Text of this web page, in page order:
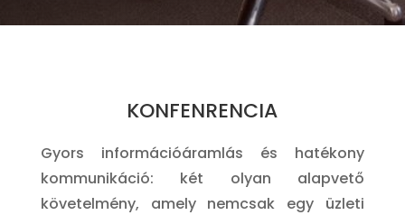
KONFENRENCIA
Gyors információáramlás és hatékony
kommunikáció: két olyan alapvető
követelmény, amely nemcsak egy üzleti